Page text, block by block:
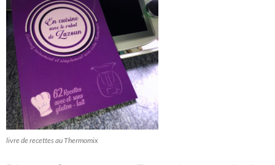
livre de recettes au Thermomix